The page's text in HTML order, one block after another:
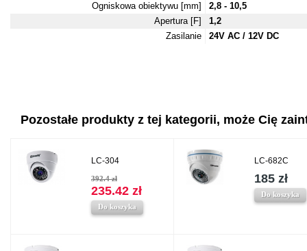
Ogniskowa obiektywu [mm]
2,8 - 10,5
Apertura [F]
1,2
Zasilanie
24V AC / 12V DC
Pozostałe produkty z tej kategorii, może Cię
LC-304
392.4 zł
235.42 zł
Do koszyka
LC-682C
185 zł
Do koszyka